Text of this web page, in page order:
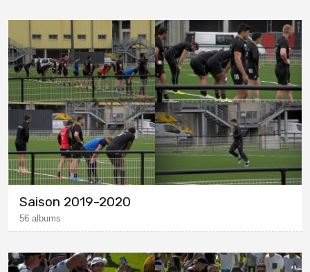
Saison 2019-2020
56 albums